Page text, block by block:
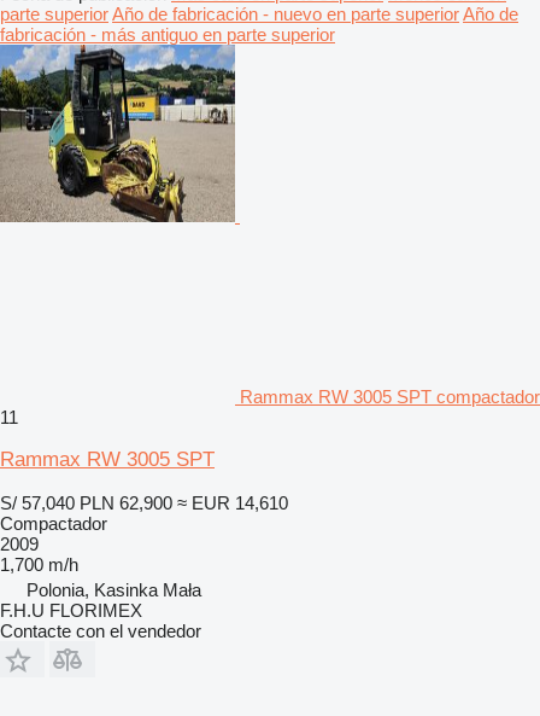
parte superiorAño de fabricación - nuevo en parte superiorAño de
fabricación - más antiguo en parte superior
Rammax RW 3005 SPT compactador
11
Rammax RW 3005 SPT
S/ 57,040 PLN 62,900 ≈ EUR 14,610
Compactador
2009
1,700 m/h
Polonia, Kasinka Mała
F.H.U FLORIMEX
Contacte con el vendedor